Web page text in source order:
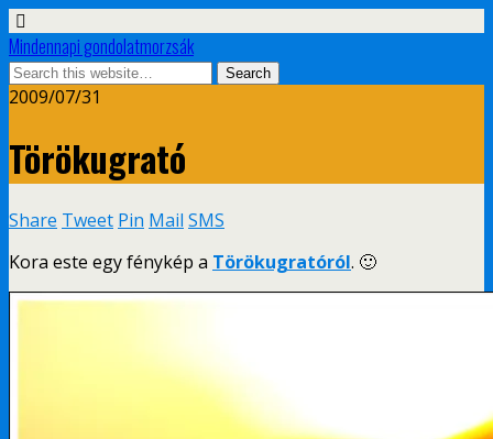
Mindennapi gondolatmorzsák
2009/07/31
Törökugrató
Share Tweet Pin Mail SMS
Kora este egy fénykép a Törökugratóról. 🙂